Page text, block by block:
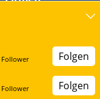
Messen, Seminare,
Kongresse
Startup
Follower Folgen
Follower Folgen